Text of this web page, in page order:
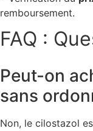
remboursement.
FAQ :
Peut-on
sans
Non, le cilostazol